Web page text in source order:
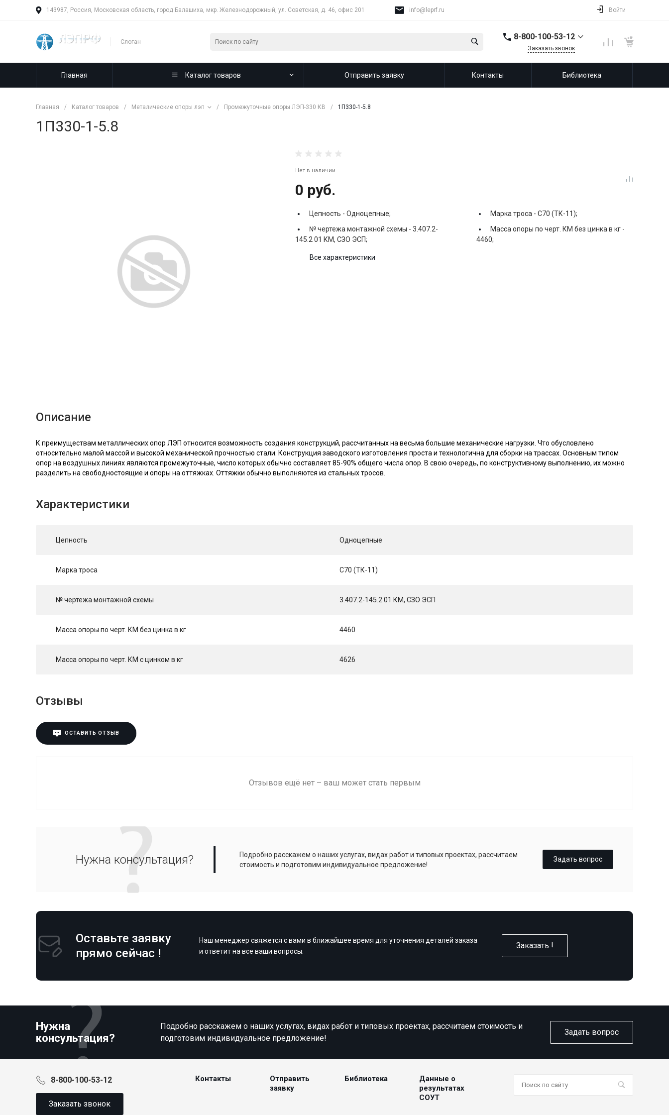
143987, Россия, Московская область, город Балашиха, мкр. Железнодорожный, ул. Советская, д. 46, офис 201 info@leprf.ru Войти
Слоган
8-800-100-53-12
Заказать звонок
Главная Каталог товаров Отправить заявку Контакты Библиотека
Главная / Каталог товаров / Металические опоры лэп / Промежуточные опоры ЛЭП-330 КВ / 1П330-1-5.8
1П330-1-5.8
Нет в наличии
0 руб.
Цепность - Одноцепные; Марка троса -С70 (ТК-11);
№ чертежа монтажной схемы - 3.407.2-
145.2 01 КМ, СЗО ЭСП;
Масса опоры по черт. КМ без цинка в кг -
4460;
Все характеристики
Описание
К преимуществам металлических опор ЛЭП относится возможность создания конструкций, рассчитанных на весьма большие механические нагрузки. Что обусловлено
относительно малой массой и высокой механической прочностью стали. Конструкция заводского изготовления проста и технологична для сборки на трассах. Основным типом
опор на воздушных линиях являются промежуточные, число которых обычно составляет 85-90% общего числа опор. В свою очередь, по конструктивному выполнению, их можно
разделить на свободностоящие и опоры на оттяжках. Оттяжки обычно выполняются из стальных тросов.
Характеристики
Цепность Одноцепные
Марка троса С70 (ТК-11)
№ чертежа монтажной схемы 3.407.2-145.2 01 КМ, СЗО ЭСП
Масса опоры по черт. КМ без цинка в кг 4460
Масса опоры по черт. КМ с цинком в кг 4626
Отзывы
ОСТАВИТЬ ОТЗЫВ
Отзывов ещё нет – ваш может стать первым
Нужна консультация?
Подробно расскажем о наших услугах, видах работ и типовых проектах, рассчитаем
стоимость и подготовим индивидуальное предложение!
Задать вопрос
Оставьте заявку
прямо сейчас !
Наш менеджер свяжется с вами в ближайшее время для уточнения деталей заказа
и ответит на все ваши вопросы.
Заказать !
Нужна
консультация?
Подробно расскажем о наших услугах, видах работ и типовых проектах, рассчитаем стоимость и
подготовим индивидуальное предложение!
Задать вопрос
8-800-100-53-12
Заказать звонок
Контакты
Отправить
заявку
Библиотека
Данные о
результатах
СОУТ